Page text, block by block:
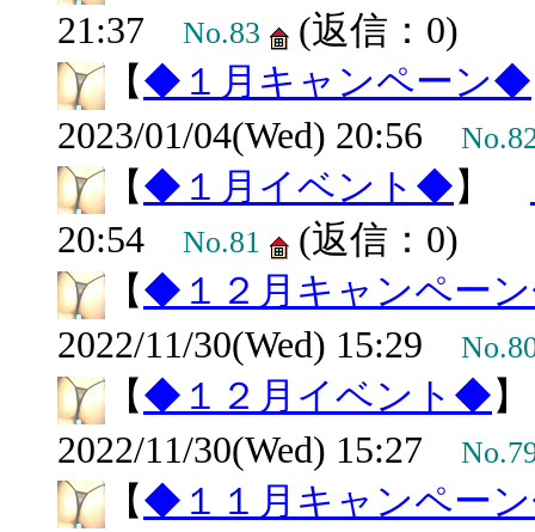
21:37 No.83
(返信：0)
【 ◆１月キャンペーン◆
2023/01/04(Wed) 20:56
【◆１月イベント◆】
20:54 No.81
(返信：0)
【 ◆１２月キャンペー
2022/11/30(Wed) 15:29
【 ◆１２月イベント◆
2022/11/30(Wed) 15:27
【 ◆１１月キャンペー